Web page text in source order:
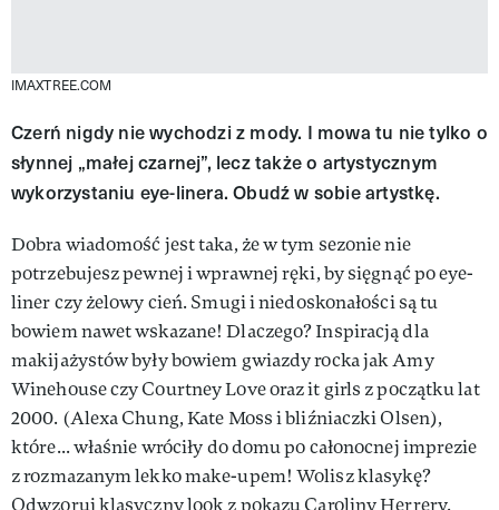
IMAXTREE.COM
Czerń nigdy nie wychodzi z mody. I mowa tu nie tylko o
słynnej „małej czarnej”, lecz także o artystycznym
wykorzystaniu eye-linera. Obudź w sobie artystkę.
Dobra wiadomość jest taka, że w tym sezonie nie
potrzebujesz pewnej i wprawnej ręki, by sięgnąć po eye-
liner czy żelowy cień. Smugi i niedoskonałości są tu
bowiem nawet wskazane! Dlaczego? Inspiracją dla
makijażystów były bowiem gwiazdy rocka jak Amy
Winehouse czy Courtney Love oraz it girls z początku lat
2000. (Alexa Chung, Kate Moss i bliźniaczki Olsen),
które... właśnie wróciły do domu po całonocnej imprezie
z rozmazanym lekko make-upem! Wolisz klasykę?
Odwzoruj klasyczny look z pokazu Caroliny Herrery.